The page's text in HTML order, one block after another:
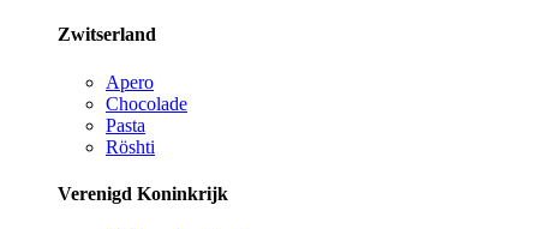
Zwitserland
Apero
Chocolade
Pasta
Röshti
Verenigd Koninkrijk